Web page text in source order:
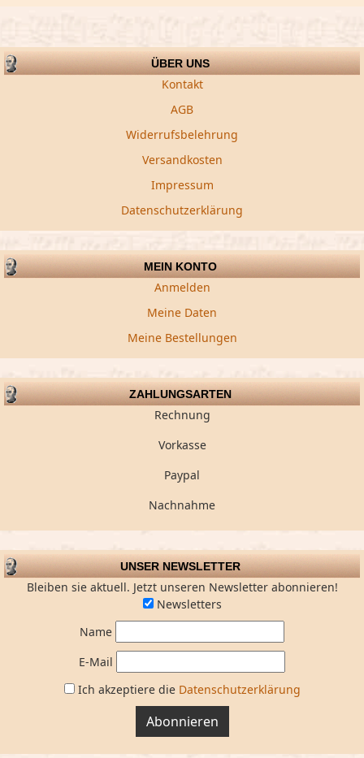
ÜBER UNS
Kontakt
AGB
Widerrufsbelehrung
Versandkosten
Impressum
Datenschutzerklärung
MEIN KONTO
Anmelden
Meine Daten
Meine Bestellungen
ZAHLUNGSARTEN
Rechnung
Vorkasse
Paypal
Nachnahme
UNSER NEWSLETTER
Bleiben sie aktuell. Jetzt unseren Newsletter abonnieren!
Newsletters
Name
E-Mail
Ich akzeptiere die Datenschutzerklärung
Abonnieren